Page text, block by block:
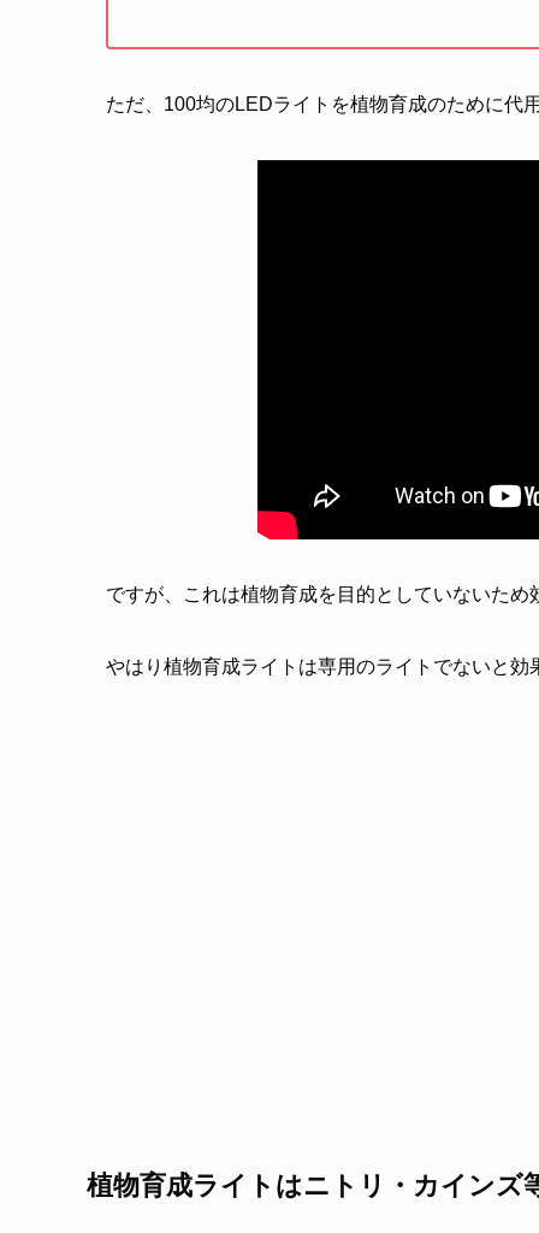
ただ、100均のLEDライトを植物育成のために代
ですが、これは植物育成を目的としていないため
やはり植物育成ライトは専用のライトでないと効
植物育成ライトはニトリ・カインズ